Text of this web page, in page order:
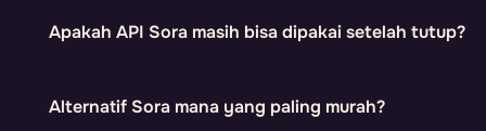
Apakah API Sora masih bisa dipakai setelah tutup?
Alternatif Sora mana yang paling murah?